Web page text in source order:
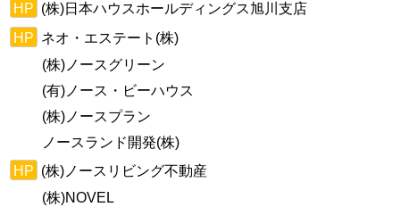
HP (株)日本ハウスホールディングス旭川支店
HP ネオ・エステート(株)
(株)ノースグリーン
(有)ノース・ビーハウス
(株)ノースプラン
ノースランド開発(株)
HP (株)ノースリビング不動産
(株)NOVEL